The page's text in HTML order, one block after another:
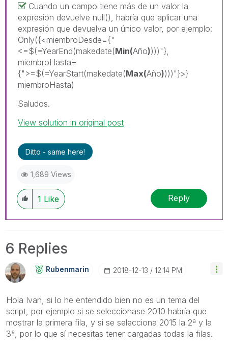
Cuando un campo tiene más de un valor la
expresión devuelve null(), habría que aplicar una
expresión que devuelva un único valor, por ejemplo:
Only({<miembroDesde={"
<=$(=YearEnd(makedate(Min(Año))))"},
miembroHasta=
{">=$(=YearStart(makedate(Max(Año))))"}>}
miembroHasta)
Saludos.
View solution in original post
Ditto - same here!
1,689 Views
1 Like Reply
6 Replies
Rubenmarin ‎2018-12-13 12:14 PM
Hola Ivan, si lo he entendido bien no es un tema del
script, por ejemplo si se seleccionase 2010 habría que
mostrar la primera fila, y si se selecciona 2015 la 2ª y la
3ª, por lo que sí necesitas tener cargadas todas la filas.